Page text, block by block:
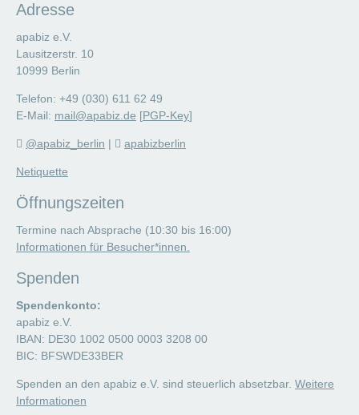
Adresse
apabiz e.V.
Lausitzerstr. 10
10999 Berlin
Telefon: +49 (030) 611 62 49
E-Mail: mail@apabiz.de [PGP-Key]
@apabiz_berlin | apabizberlin
Netiquette
Öffnungszeiten
Termine nach Absprache (10:30 bis 16:00)
Informationen für Besucher*innen.
Spenden
Spendenkonto:
apabiz e.V.
IBAN: DE30 1002 0500 0003 3208 00
BIC: BFSWDE33BER
Spenden an den apabiz e.V. sind steuerlich absetzbar. Weitere
Informationen